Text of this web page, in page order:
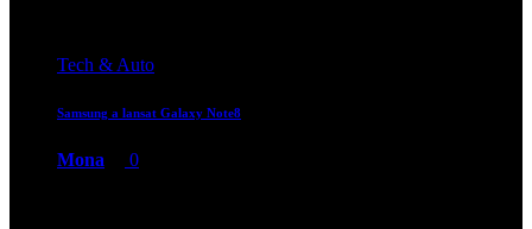
Tech & Auto
Samsung a lansat Galaxy Note8
Mona 0